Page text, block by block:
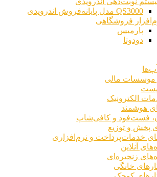
QS3000 مدل پایانه‌فروش اندرویدی
فروشگاهی
پارمیس
دودوتا
موسسات مالی
الکترونیک
هوشمند
فست‌فود و کافی‌شاپ
پخش و توزیع
خدمات‌پرداخت و نرم‌افزاری
آنلاین
زنجیره‌ای
خانگی